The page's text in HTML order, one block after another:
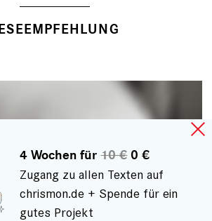
4 Wochen für10 €0 €
Zugang zu allen Texten auf
chrismon.de + Spende für ein
gutes Projekt